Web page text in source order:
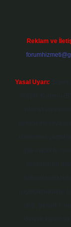
Reklam ve
Yasal Uyarı: